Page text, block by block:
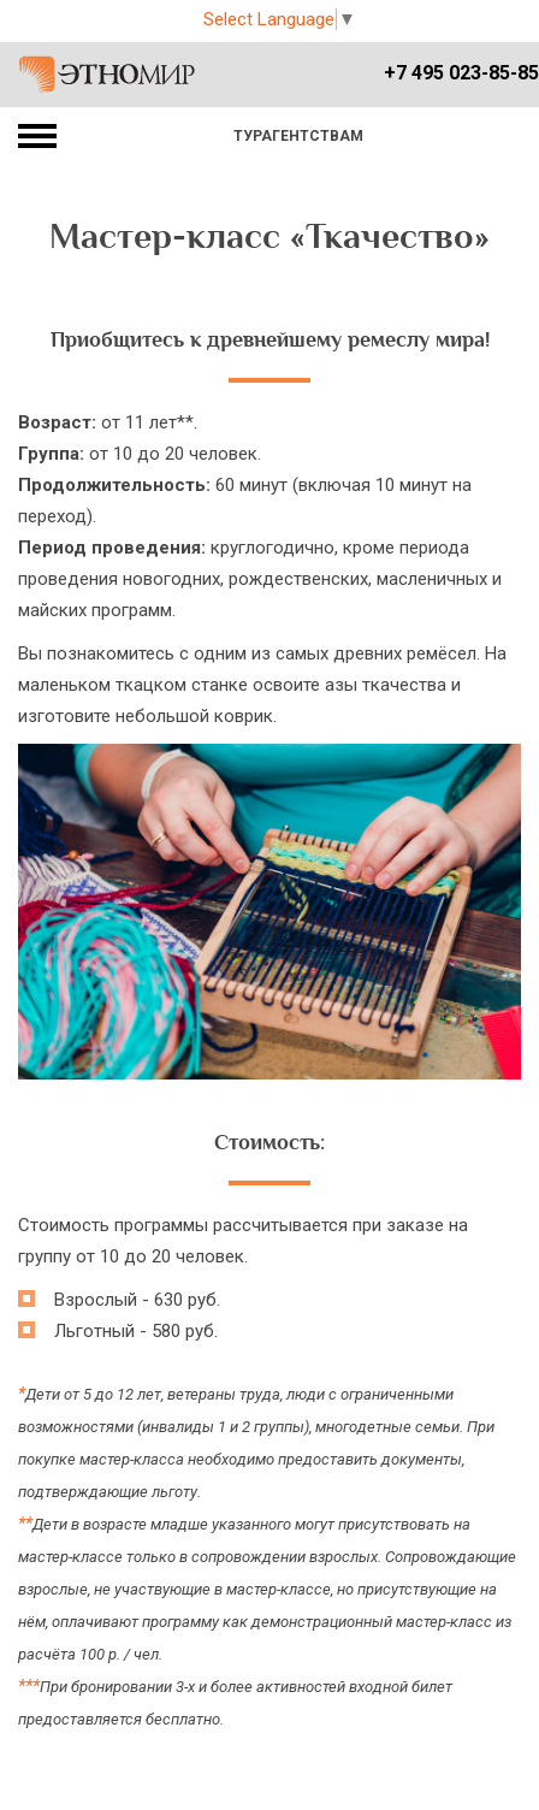
Select Language ▼
+7 495 023-85-85
ТУРАГЕНТСТВАМ
Мастер-класс «Ткачество»
Приобщитесь к древнейшему ремеслу мира!
Возраст: от 11 лет**.
Группа: от 10 до 20 человек.
Продолжительность: 60 минут (включая 10 минут на
переход).
Период проведения: круглогодично, кроме периода
проведения новогодних, рождественских, масленичных и
майских программ.
Вы познакомитесь с одним из самых древних ремёсел. На
маленьком ткацком станке освоите азы ткачества и
изготовите небольшой коврик.
Стоимость:
Стоимость программы рассчитывается при заказе на
группу от 10 до 20 человек.
Взрослый - 630 руб.
Льготный - 580 руб.
*Дети от 5 до 12 лет, ветераны труда, люди с ограниченными
возможностями (инвалиды 1 и 2 группы), многодетные семьи. При
покупке мастер-класса необходимо предоставить документы,
подтверждающие льготу.
**Дети в возрасте младше указанного могут присутствовать на
мастер-классе только в сопровождении взрослых. Сопровождающие
взрослые, не участвующие в мастер-классе, но присутствующие на
нём, оплачивают программу как демонстрационный мастер-класс из
расчёта 100 р. / чел.
***При бронировании 3-х и более активностей входной билет
предоставляется бесплатно.